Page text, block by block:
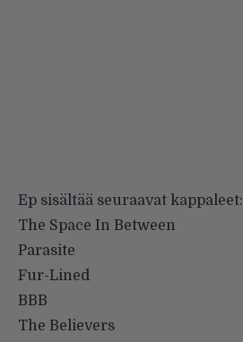
Ep sisältää seuraavat kappaleet:
The Space In Between
Parasite
Fur-Lined
BBB
The Believers